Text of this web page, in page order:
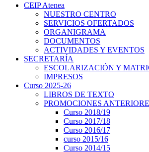
CEIP Atenea
NUESTRO CENTRO
SERVICIOS OFERTADOS
ORGANIGRAMA
DOCUMENTOS
ACTIVIDADES Y EVENTOS
SECRETARÍA
ESCOLARIZACIÓN Y
IMPRESOS
Curso 2025-26
LIBROS DE TEXTO
PROMOCIONES
Curso 2018/19
Curso 2017/18
Curso 2016/17
curso 2015/16
Curso 2014/15